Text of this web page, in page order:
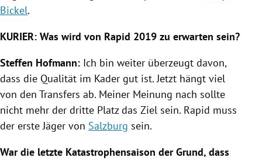
Bickel.
KURIER: Was wird von Rapid 2019 zu erwarten sein?
Steffen Hofmann: Ich bin weiter überzeugt davon,
dass die Qualität im Kader gut ist. Jetzt hängt viel
von den Transfers ab. Meiner Meinung nach sollte
nicht mehr der dritte Platz das Ziel sein. Rapid muss
der erste Jäger von Salzburg sein.
War die letzte Katastrophensaison der Grund, dass